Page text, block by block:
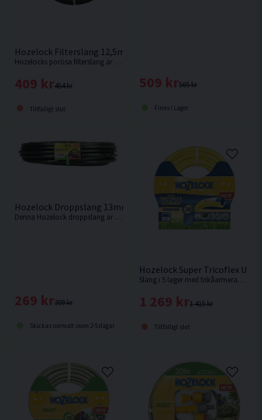
Hozelock Filterslang 12,5mm 15m
Hozelocks porösa filterslang är lätt att använda och ett av de enklaste sätten att skapa ett bevattningssystem var som helst i trädgården.
454 kr
409 kr
Tillfälligt slut
565 kr
509 kr
Finns i Lager
Hozelock Droppslang 13mm 25m
Denna Hozelock droppslang är en 13 mm droppledning, med integrerade droppar jämnt fördelade var 30:e cm längs slangens längd.
309 kr
269 kr
Skickas normalt inom 2-5 dagar
Hozelock Super Tricoflex
Slang i 5 lager med trikåarmerad förstärkning. 30 års garanti!
1 415 kr
1 269 kr
Tillfälligt slut